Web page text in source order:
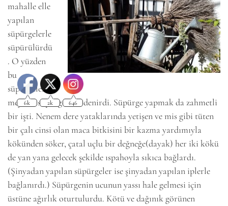
mahalle elle
yapılan
süpürgelerle
süpürülürdü
. O yüzden
bu
süpürgelere
meydan süpürgesi de denirdi. Süpürge yapmak da zahmetli
bir işti. Nenem dere yataklarında yetişen ve mis gibi tüten
bir çalı cinsi olan maca bitkisini bir kazma yardımıyla
kökünden söker, çatal uçlu bir değneğe(dayak) her iki kökü
de yan yana gelecek şekilde ıspahoyla sıkıca bağlardı.
(Şinyadan yapılan süpürgeler ise şinyadan yapılan iplerle
bağlanırdı.) Süpürgenin ucunun yassı hale gelmesi için
üstüne ağırlık oturtulurdu. Kötü ve dağınık görünen